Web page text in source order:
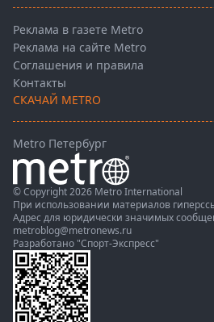
Реклама в газете Metro
Реклама на сайте Metro
Соглашения и правила
Контакты
СКАЧАЙ METRO
Metro Петербург
© Copyright 2026 Metro International
При использовании материалов
Адрес для юридически значимых
metroblog@metronews.ru
Разработано "Спорт-Экспресс"